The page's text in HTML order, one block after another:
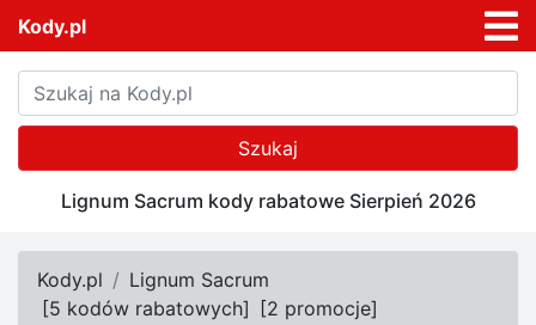
Kody.pl
Szukaj
Lignum Sacrum kody rabatowe Sierpień 2026
Kody.pl
Lignum Sacrum
[5 kodów rabatowych] [2 promocje]